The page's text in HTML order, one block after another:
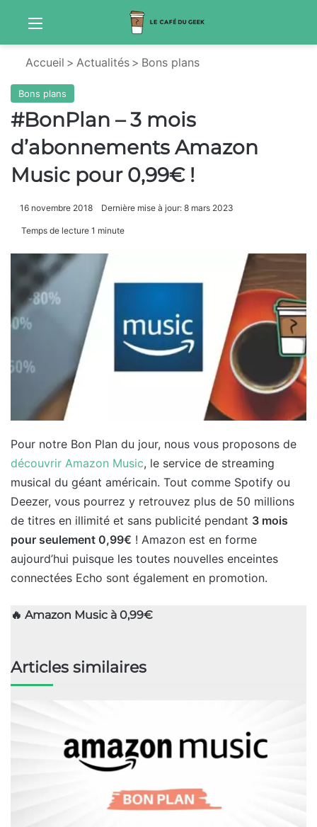
Accueil > Actualités > Bons plans
Bons plans
#BonPlan – 3 mois
d’abonnements Amazon
Music pour 0,99€ !
16 novembre 2018 Dernière mise à jour: 8 mars 2023
Temps de lecture 1 minute
Pour notre Bon Plan du jour, nous vous proposons de
découvrir Amazon Music, le service de streaming
musical du géant américain. Tout comme Spotify ou
Deezer, vous pourrez y retrouvez plus de 50 millions
de titres en illimité et sans publicité pendant 3 mois
pour seulement 0,99€ ! Amazon est en forme
aujourd’hui puisque les toutes nouvelles enceintes
connectées Echo sont également en promotion.
🔥 Amazon Music à 0,99€
Articles similaires